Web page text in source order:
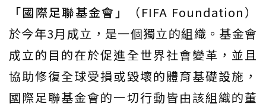
「國際足聯基金會」
（FIFA Foundation）
於今年3月成立，是一個獨立的組織。基金會
成立的目的在於促進全世界社會變革，並且
協助修復全球受損或毀壞的體育基礎設施，
國際足聯基金會的一切行動皆由該組織的董